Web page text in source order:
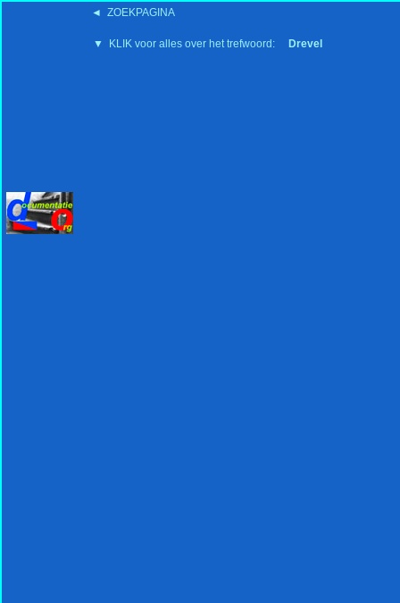
◄ ZOEKPAGINA
▼ KLIK voor alles over het trefwoord: Drevel
'15:19 19-2-2008